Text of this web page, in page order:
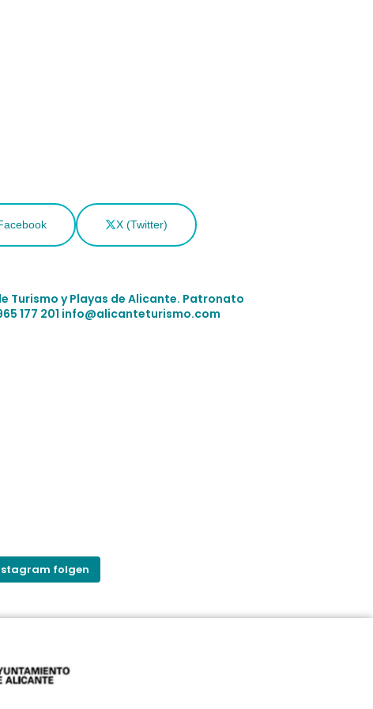
X (Twitter)
Turismo y Playas de Alicante. Patronato
177 201 info@alicanteturismo.com
folgen